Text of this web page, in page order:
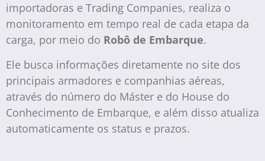
importadoras e Trading Companies, realiza o
monitoramento em tempo real de cada etapa da
carga, por meio do Robô de Embarque.
Ele busca informações diretamente no site dos
principais armadores e companhias aéreas,
através do número do Máster e do House do
Conhecimento de Embarque, e além disso atualiza
automaticamente os status e prazos.